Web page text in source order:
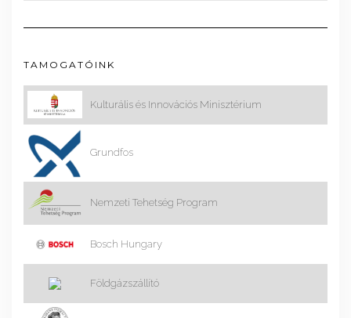
TAMOGATÓINK
Kulturális és Innovációs Minisztérium
Grundfos
Nemzeti Tehetség Program
Bosch Hungary
Földgázszállító